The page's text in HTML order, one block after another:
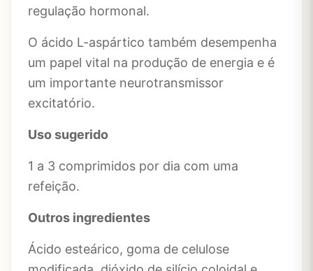
regulação hormonal.
O ácido L-aspártico também desempenha
um papel vital na produção de energia e é
um importante neurotransmissor
excitatório.
Uso sugerido
1 a 3 comprimidos por dia com uma
refeição.
Outros ingredientes
Ácido esteárico, goma de celulose